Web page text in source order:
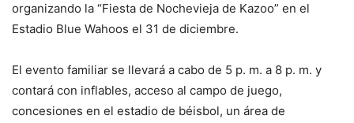
organizando la “Fiesta de Nochevieja de Kazoo” en el
Estadio Blue Wahoos el 31 de diciembre.
El evento familiar se llevará a cabo de 5 p. m. a 8 p. m. y
contará con inflables, acceso al campo de juego,
concesiones en el estadio de béisbol, un área de